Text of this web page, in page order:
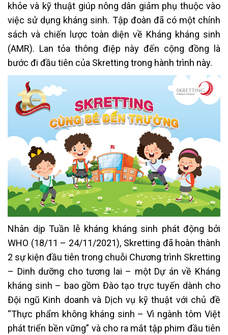
khỏe và kỹ thuật giúp nông dân giảm phụ thuộc vào
việc sử dụng kháng sinh. Tập đoàn đã có một chính
sách và chiến lược toàn diện về Kháng kháng sinh
(AMR). Lan tỏa thông điệp này đến cộng đồng là
bước đi đầu tiên của Skretting trong hành trình này.
Nhân dịp Tuần lễ kháng kháng sinh phát động bởi
WHO (18/11 – 24/11/2021), Skretting đã hoàn thành
2 sự kiện đầu tiên trong chuỗi Chương trình Skretting
– Dinh dưỡng cho tương lai – một Dự án về Kháng
kháng sinh – bao gồm Đào tạo trực tuyến dành cho
Đội ngũ Kinh doanh và Dịch vụ kỹ thuật với chủ đề
“Thực phẩm không kháng sinh – Vì ngành tôm Việt
phát triển bền vững” và cho ra mắt tập phim đầu tiên